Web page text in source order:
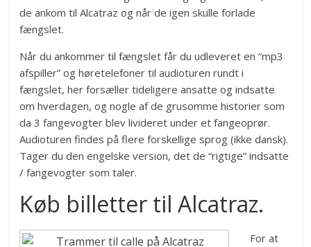
de ankom til Alcatraz og når de igen skulle forlade
fængslet.
Når du ankommer til fængslet får du udleveret en “mp3
afspiller” og høretelefoner til audioturen rundt i
fængslet, her forsæller tideligere ansatte og indsatte
om hverdagen, og nogle af de grusomme historier som
da 3 fangevogter blev livideret under et fangeoprør.
Audioturen findes på flere forskellige sprog (ikke dansk).
Tager du den engelske version, det de “rigtige” indsatte
/ fangevogter som taler.
Køb billetter til Alcatraz.
For at